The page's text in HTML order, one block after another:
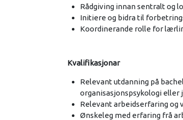
Rådgiving innan sentralt og
Initiere og bidra til
Koordinerande rolle for
Kvalifikasjonar
Relevant utdanning på
organisasjonspsykologi eller
Relevant arbeidserfaring og
Ønskeleg med erfaring frå